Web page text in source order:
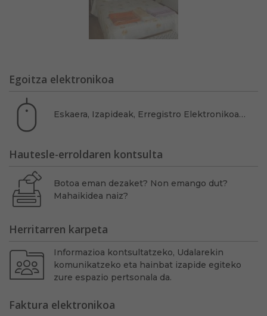
Egoitza elektronikoa
Eskaera, Izapideak, Erregistro Elektronikoa…
Hautesle-erroldaren kontsulta
Botoa eman dezaket? Non emango dut?
Mahaikidea naiz?
Herritarren karpeta
Informazioa kontsultatzeko, Udalarekin
komunikatzeko eta hainbat izapide egiteko
zure espazio pertsonala da.
Faktura elektronikoa